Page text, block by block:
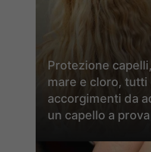
Protezione
mare e cloro, tutti
accorgimenti da
un capello a